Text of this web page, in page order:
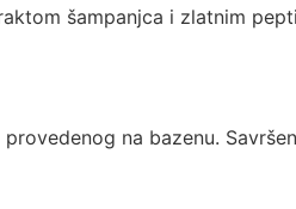
šampanjca i zlatnim
na bazenu.